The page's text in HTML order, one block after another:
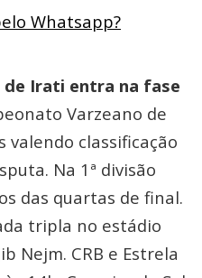
Whatsapp?
de Irati entra na fase
Varzeano de
valendo classificação
Na 1ª divisão
das quartas de final.
tripla no estádio
Nejm. CRB e Estrela